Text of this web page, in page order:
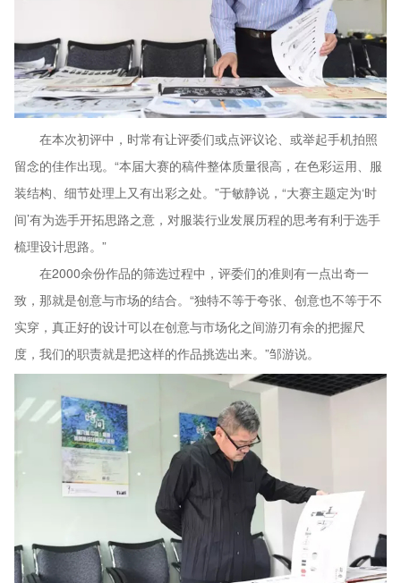
在本次初评中，时常有让评委们或点评议论、或举起手机拍照
留念的佳作出现。“本届大赛的稿件整体质量很高，在色彩运用、服
装结构、细节处理上又有出彩之处。”于敏静说，“大赛主题定为‘时
间’有为选手开拓思路之意，对服装行业发展历程的思考有利于选手
梳理设计思路。”
在2000余份作品的筛选过程中，评委们的准则有一点出奇一
致，那就是创意与市场的结合。“独特不等于夸张、创意也不等于不
实穿，真正好的设计可以在创意与市场化之间游刃有余的把握尺
度，我们的职责就是把这样的作品挑选出来。”邹游说。